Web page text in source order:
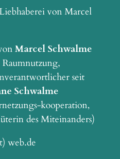
von Marcel
Marcel Schwalme
seit
Schwalme
kooperation,
des Miteinanders)
web.de